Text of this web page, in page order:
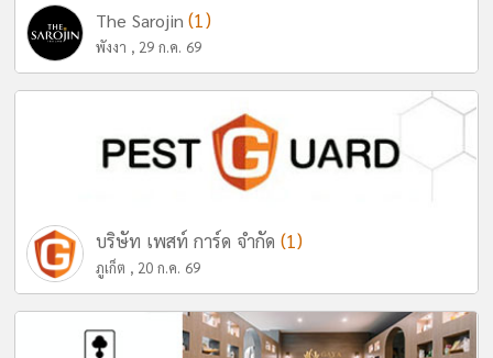
The Sarojin(1)
พังงา , 29 ก.ค. 69
บริษัท เพสท์ การ์ด จำกัด (1)
ภูเก็ต , 20 ก.ค. 69